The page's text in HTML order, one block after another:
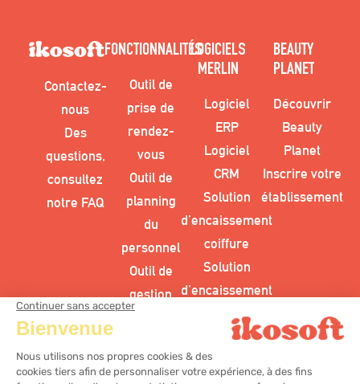
Contactez-
nous
Des
questions,
consultez
notre FAQ
FONCTIONNALITÉS
Outil de
prise de
rendez-
vous
Outil de
planning
du
personnel
Outil de
gestion
LOGICIELS
MERLIN
Logiciel
ERP
Logiciel
CRM
Solution
d’encaissement
coiffure
Solution
d’encaissement
esthétique
Solution
d’encaissement
BEAUTY
PLANET
Découvrir
Beauty
Planet
Inscrire votre
établissement